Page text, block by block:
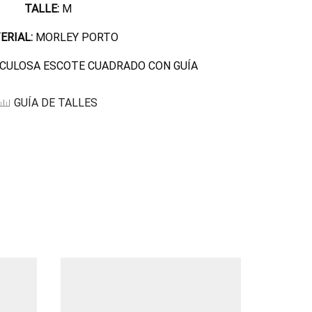
TALLE:M
MORLEY PORTO
ESCOTE CUADRADO CON GUÍA
GUÍA DE TALLES